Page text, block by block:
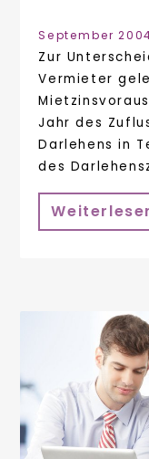
September
Zur
Vermieter
Jahr des
Darlehens in
des